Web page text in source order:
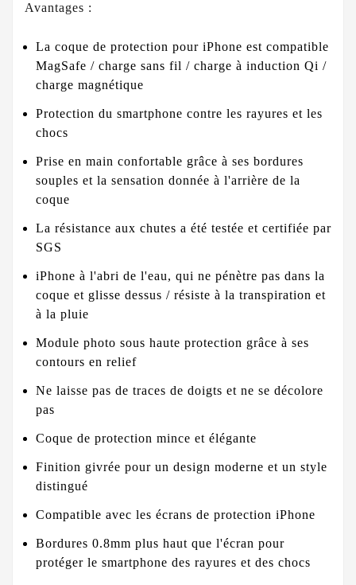
Avantages :
La coque de protection pour iPhone est compatible
MagSafe / charge sans fil / charge à induction Qi /
charge magnétique
Protection du smartphone contre les rayures et les
chocs
Prise en main confortable grâce à ses bordures
souples et la sensation donnée à l'arrière de la
coque
La résistance aux chutes a été testée et certifiée par
SGS
iPhone à l'abri de l'eau, qui ne pénètre pas dans la
coque et glisse dessus / résiste à la transpiration et
à la pluie
Module photo sous haute protection grâce à ses
contours en relief
Ne laisse pas de traces de doigts et ne se décolore
pas
Coque de protection mince et élégante
Finition givrée pour un design moderne et un style
distingué
Compatible avec les écrans de protection iPhone
Bordures 0.8mm plus haut que l'écran pour
protéger le smartphone des rayures et des chocs